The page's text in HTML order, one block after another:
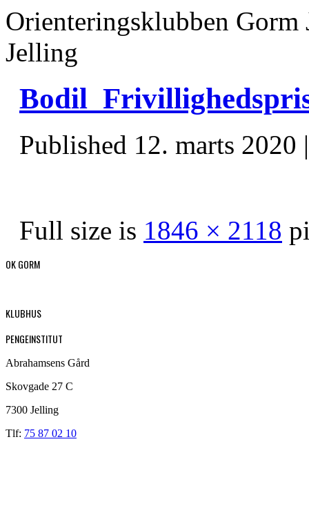
Orienteringsklubben
Jelling
Published 12. marts 2020
Full size is 1846 × 2118
OK GORM
KLUBHUS
PENGEINSTITUT
Abrahamsens Gård
Skovgade 27 C
7300 Jelling
Tlf: 75 87 02 10